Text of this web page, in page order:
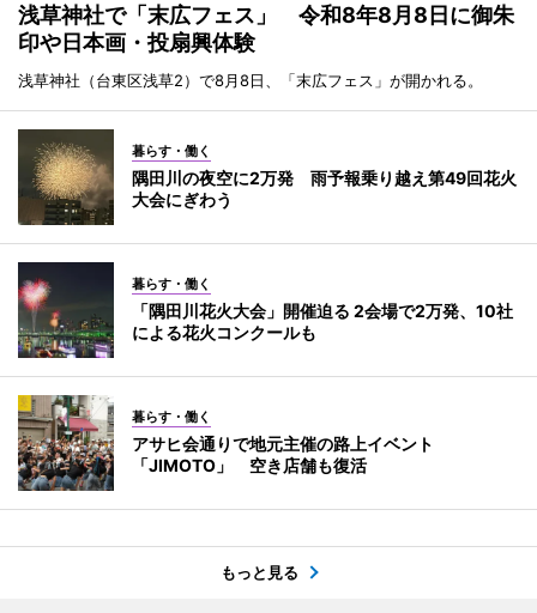
浅草神社で「末広フェス」 令和8年8月8日に御朱
印や日本画・投扇興体験
浅草神社（台東区浅草2）で8月8日、「末広フェス」が開かれる。
暮らす・働く
隅田川の夜空に2万発 雨予報乗り越え第49回花火
大会にぎわう
暮らす・働く
「隅田川花火大会」開催迫る 2会場で2万発、10社
による花火コンクールも
暮らす・働く
アサヒ会通りで地元主催の路上イベント
「JIMOTO」 空き店舗も復活
もっと見る